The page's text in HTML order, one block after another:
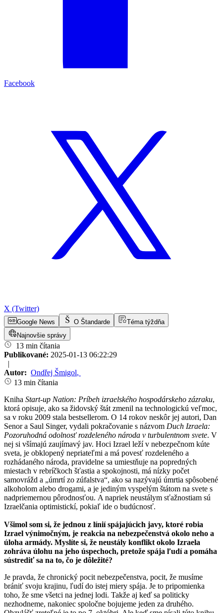
Facebook
X (Twitter)
Google News O Štandarde
Téma týždňa
Najnovšie správy
13 min čítania
Publikované: 2025-01-13 06:22:29
|
Autor: Ondřej Šmigol,
13 min čítania
Kniha Start-up Nation: Príbeh izraelského hospodárskeho zázraku,
ktorá opisuje, ako sa židovský štát zmenil na technologickú veľmoc,
sa v roku 2009 stala bestsellerom. O 14 rokov neskôr jej autori, Dan
Senor a Saul Singer, vydali pokračovanie s názvom Duch Izraela:
Pozoruhodná odolnosť rozdeleného národa v turbulentnom svete. V
nej si všímajú zaujímavý jav. Hoci Izrael leží v nebezpečnom kúte
sveta, je obklopený nepriateľmi a má povesť rozdeleného a
rozhádaného národa, pravidelne sa umiestňuje na popredných
miestach v rebríčkoch šťastia a spokojnosti, má nízky počet
samovrážd a „úmrtí zo zúfalstva“, ako sa nazývajú úmrtia spôsobené
alkoholom alebo drogami, a je jediným vyspelým štátom na svete s
nadpriemernou pôrodnosťou. A napriek neustálym sťažnostiam sú
Izraelčania optimistickí, pokiaľ ide o budúcnosť.
Všimol som si, že jednou z línií spájajúcich javy, ktoré robia
Izrael výnimočným, je reakcia na nebezpečenstvá okolo neho a
úloha armády. Myslíte si, že neustály konflikt okolo Izraela
zohráva úlohu na jeho úspechoch, pretože spája ľudí a pomáha
sústrediť sa na to, čo je dôležité?
Je pravda, že chronický pocit nebezpečenstva, pocit, že musíme
brániť svoju krajinu, ľudí do istej miery spája. Je to pripomienka
toho, že sme všetci na jednej lodi. Takže aj keď sa politicky
nezhodneme, nakoniec spoločne bojujeme jeden za druhého.